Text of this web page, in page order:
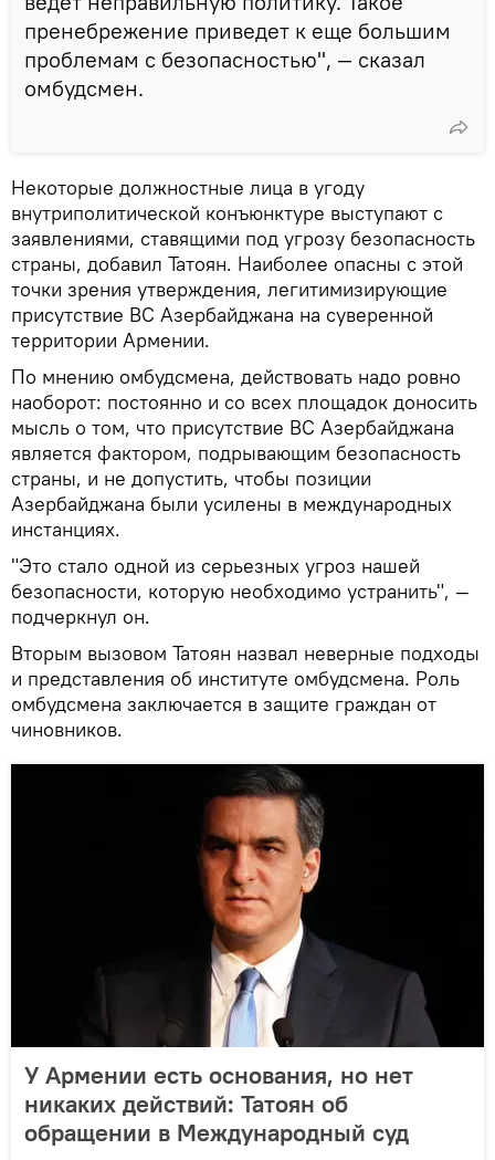
пренебрежение приведет к еще большим
проблемам с безопасностью", — сказал
омбудсмен.
Некоторые должностные лица в угоду
внутриполитической конъюнктуре выступают с
заявлениями, ставящими под угрозу безопасность
страны, добавил Татоян. Наиболее опасны с этой
точки зрения утверждения, легитимизирующие
присутствие ВС Азербайджана на суверенной
территории Армении.
По мнению омбудсмена, действовать надо ровно
наоборот: постоянно и со всех площадок доносить
мысль о том, что присутствие ВС Азербайджана
является фактором, подрывающим безопасность
страны, и не допустить, чтобы позиции
Азербайджана были усилены в международных
инстанциях.
"Это стало одной из серьезных угроз нашей
безопасности, которую необходимо устранить", —
подчеркнул он.
Вторым вызовом Татоян назвал неверные подходы
и представления об институте омбудсмена. Роль
омбудсмена заключается в защите граждан от
чиновников.
У Армении есть основания, но нет
никаких действий: Татоян об
обращении в Международный суд